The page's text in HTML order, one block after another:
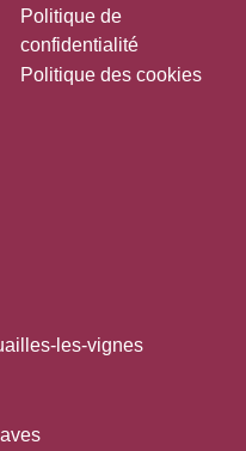
Politique de
confidentialité
Politique des cookies
les-vignes